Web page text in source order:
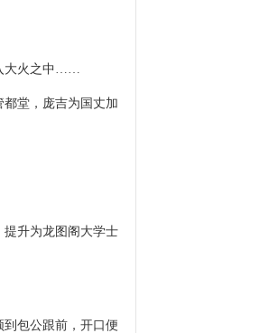
大火之中……
堂，庞吉为国丈加
升为龙图阁大学士
包公跟前，开口便